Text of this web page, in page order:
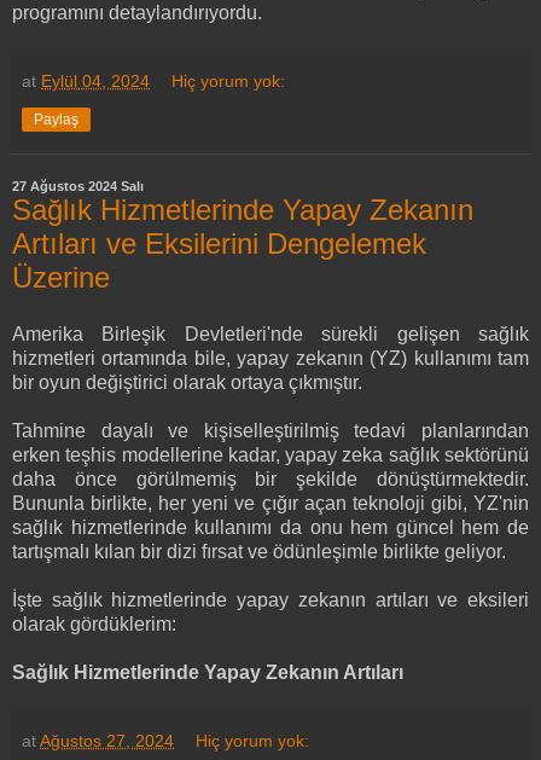
programını detaylandırıyordu.
at Eylül 04, 2024 Hiç yorum yok:
Paylaş
27 Ağustos 2024 Salı
Sağlık Hizmetlerinde Yapay Zekanın
Artıları ve Eksilerini Dengelemek
Üzerine
Amerika Birleşik Devletleri'nde sürekli gelişen sağlık
hizmetleri ortamında bile, yapay zekanın (YZ) kullanımı tam
bir oyun değiştirici olarak ortaya çıkmıştır.
Tahmine dayalı ve kişiselleştirilmiş tedavi planlarından
erken teşhis modellerine kadar, yapay zeka sağlık sektörünü
daha önce görülmemiş bir şekilde dönüştürmektedir.
Bununla birlikte, her yeni ve çığır açan teknoloji gibi, YZ'nin
sağlık hizmetlerinde kullanımı da onu hem güncel hem de
tartışmalı kılan bir dizi fırsat ve ödünleşimle birlikte geliyor.
İşte sağlık hizmetlerinde yapay zekanın artıları ve eksileri
olarak gördüklerim:
Sağlık Hizmetlerinde Yapay Zekanın Artıları
atAğustos 27, 2024 Hiç yorum yok: